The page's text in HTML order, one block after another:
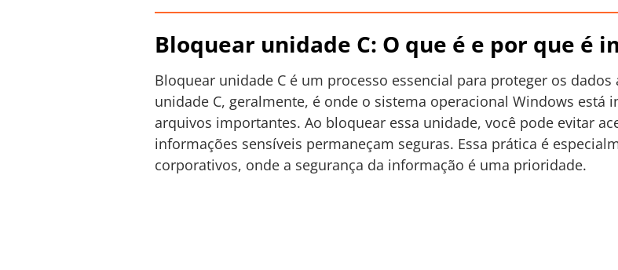
Bloquear unidade C: O que é e por que é
Bloquear unidade C é um processo essencial para proteger os
unidade C, geralmente, é onde o sistema operacional Windows
arquivos importantes. Ao bloquear essa unidade, você pode evitar
informações sensíveis permaneçam seguras. Essa prática é
corporativos, onde a segurança da informação é uma prioridade.